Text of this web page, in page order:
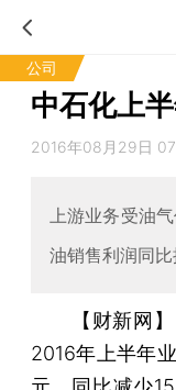
公司
中石化上
2016年08月29日
上游业务受油
油销售利润同
【财新网
2016年上半年